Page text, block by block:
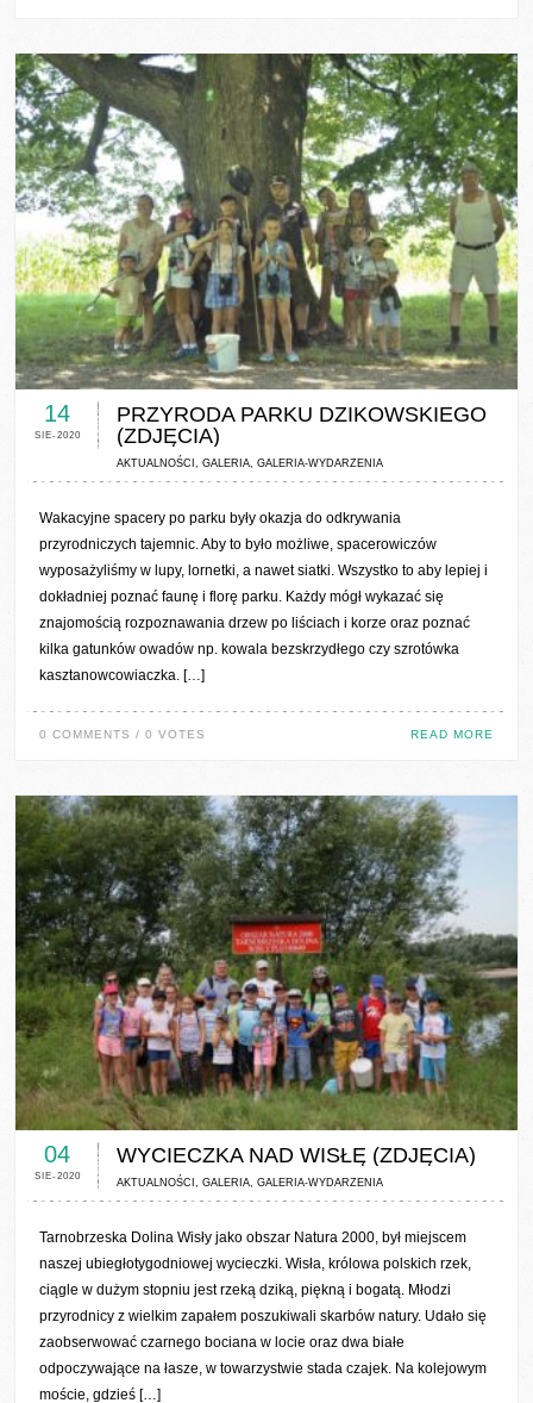
0 COMMENTS / 0 VOTES
14
SIE-2020
PRZYRODA PARKU DZIKOWSKIEGO
(ZDJĘCIA)
AKTUALNOŚCI,GALERIA,GALERIA-WYDARZENIA
Wakacyjne spacery po parku były okazja do odkrywania
przyrodniczych tajemnic. Aby to było możliwe, spacerowiczów
wyposażyliśmy w lupy, lornetki, a nawet siatki. Wszystko to aby lepiej i
dokładniej poznać faunę i florę parku. Każdy mógł wykazać się
znajomością rozpoznawania drzew po liściach i korze oraz poznać
kilka gatunków owadów np. kowala bezskrzydłego czy szrotówka
kasztanowcowiaczka. […]
0 COMMENTS / 0 VOTES READ MORE
0 COMMENTS / 0 VOTES
04
SIE-2020
WYCIECZKA NAD WISŁĘ (ZDJĘCIA)
AKTUALNOŚCI ,GALERIA ,GALERIA-WYDARZENIA
Tarnobrzeska Dolina Wisły jako obszar Natura 2000, był miejscem
naszej ubiegłotygodniowej wycieczki. Wisła, królowa polskich rzek,
ciągle w dużym stopniu jest rzeką dziką, piękną i bogatą. Młodzi
przyrodnicy z wielkim zapałem poszukiwali skarbów natury. Udało się
zaobserwować czarnego bociana w locie oraz dwa białe
odpoczywające na łasze, w towarzystwie stada czajek. Na kolejowym
moście, gdzieś […]